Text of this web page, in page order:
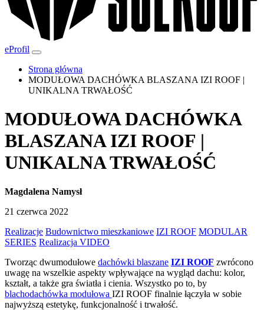
eProfil
Strona główna
MODUŁOWA DACHÓWKA BLASZANA IZI ROOF |
UNIKALNA TRWAŁOŚĆ
MODUŁOWA DACHÓWKA
BLASZANA IZI ROOF |
UNIKALNA TRWAŁOŚĆ
Magdalena Namysł
21 czerwca 2022
Realizacje Budownictwo mieszkaniowe IZI ROOF MODULAR
SERIES Realizacja VIDEO
Tworząc dwumodułowe dachówki blaszane IZI ROOF zwrócono
uwagę na wszelkie aspekty wpływające na wygląd dachu: kolor,
kształt, a także gra światła i cienia. Wszystko po to, by
blachodachówka modułowa IZI ROOF finalnie łączyła w sobie
najwyższą estetykę, funkcjonalność i trwałość.